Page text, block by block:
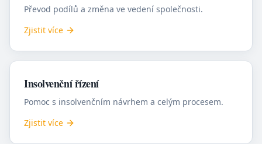
Převod podílů a změna ve vedení společnosti.
Zjistit více
Insolvenční řízení
Pomoc s insolvenčním návrhem a celým procesem.
Zjistit více